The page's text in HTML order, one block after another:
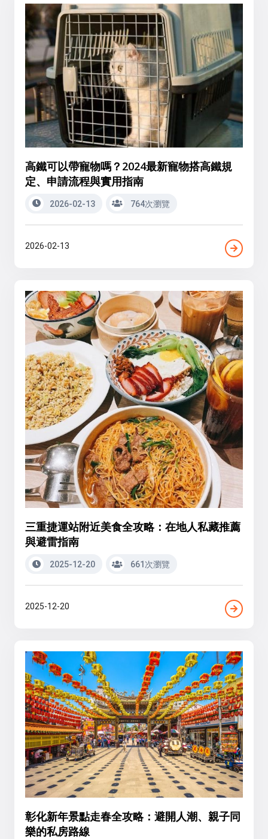
高鐵可以帶寵物嗎？2024最新寵物搭高鐵規
定、申請流程與實用指南
2026-02-13 764次瀏覽
2026-02-13
三重捷運站附近美食全攻略：在地人私藏推薦
與避雷指南
2025-12-20 661次瀏覽
2025-12-20
彰化新年景點走春全攻略：避開人潮、親子同
樂的私房路線